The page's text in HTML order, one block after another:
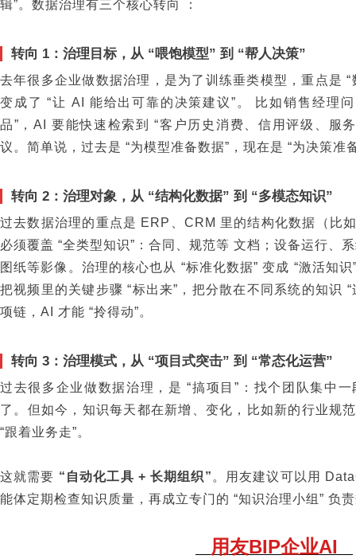
辑”。数据治理有三个核心转向 ：
转向 1：治理目标，从 “喂饱模型” 到 “帮人决策”
去年很多企业做数据治理，是为了训练垂类模型，重点是
变成了 “让 AI 能给出可靠的决策建议”。 比如销售经理
品”，AI 要能快速检索到 “客户历史消费、信用评级、服
议。简单说，过去是 “为模型准备数据”，现在是 “为决策准
转向 2：治理对象，从 “结构化数据” 到 “多模态知识”
过去数据治理的重点是 ERP、CRM 里的结构化数据（比
必须覆盖 “全类型知识”：合同、规范等 文档；设备运行、
图纸等影像。治理的核心也从 “标准化数据” 变成 “激活知
把视频里的关键步骤 “标出来”，把分散在不同系统的知识
项链，AI 才能 “拎得动”。
转向 3：治理模式，从 “项目式突击” 到 “常态化运营”
过去很多企业做数据治理，是 “搞项目”：找个团队集中
了。但如今，知识每天都在新增、变化，比如新的行业规
“跟着业务走”。
这就需要 “自动化工具 + 长期组织” 。用友建议可以用
能体定期检查知识质量，再成立专门的 “知识治理小组” 负
用友BIP企业AI